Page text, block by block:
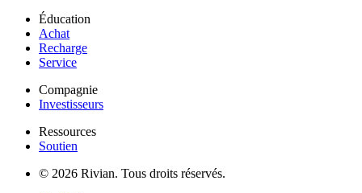
Éducation
Achat
Recharge
Service
Compagnie
Investisseurs
Ressources
Soutien
© 2026 Rivian. Tous droits réservés.